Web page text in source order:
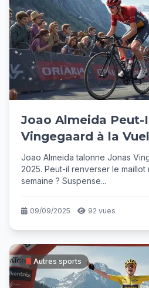
Joao Almeida
Vingegaard à la
Joao Almeida talonne Jonas
2025. Peut-il renverser le
semaine ? Suspense...
09/09/2025 92 vues
Autres sports